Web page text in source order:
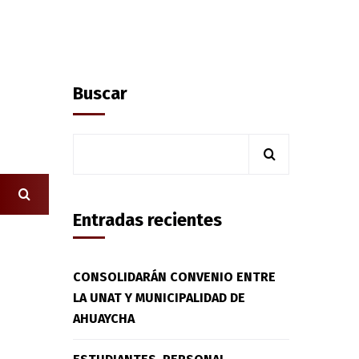
Buscar
Entradas recientes
CONSOLIDARÁN CONVENIO ENTRE
LA UNAT Y MUNICIPALIDAD DE
AHUAYCHA